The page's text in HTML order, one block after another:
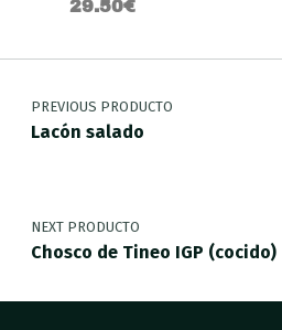
29.50€
PREVIOUS PRODUCTO
Lacón salado
NEXT PRODUCTO
Chosco de Tineo IGP (cocido)